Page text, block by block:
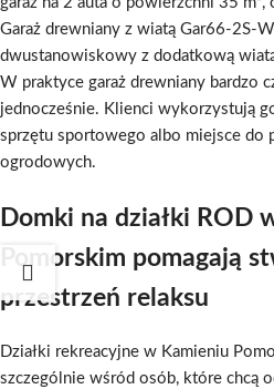
Garaż drewniany z wiatą Gar66-2S-
dwustanowiskowy z dodatkową
W praktyce garaż drewniany bardzo
jednocześnie. Klienci wykorzystują
sprzętu sportowego albo miejsce do
ogrodowych.
Domki na działki ROD
Pomorskim pomagają
przestrzeń relaksu
Działki rekreacyjne w Kamieniu
szczególnie wśród osób, które chcą